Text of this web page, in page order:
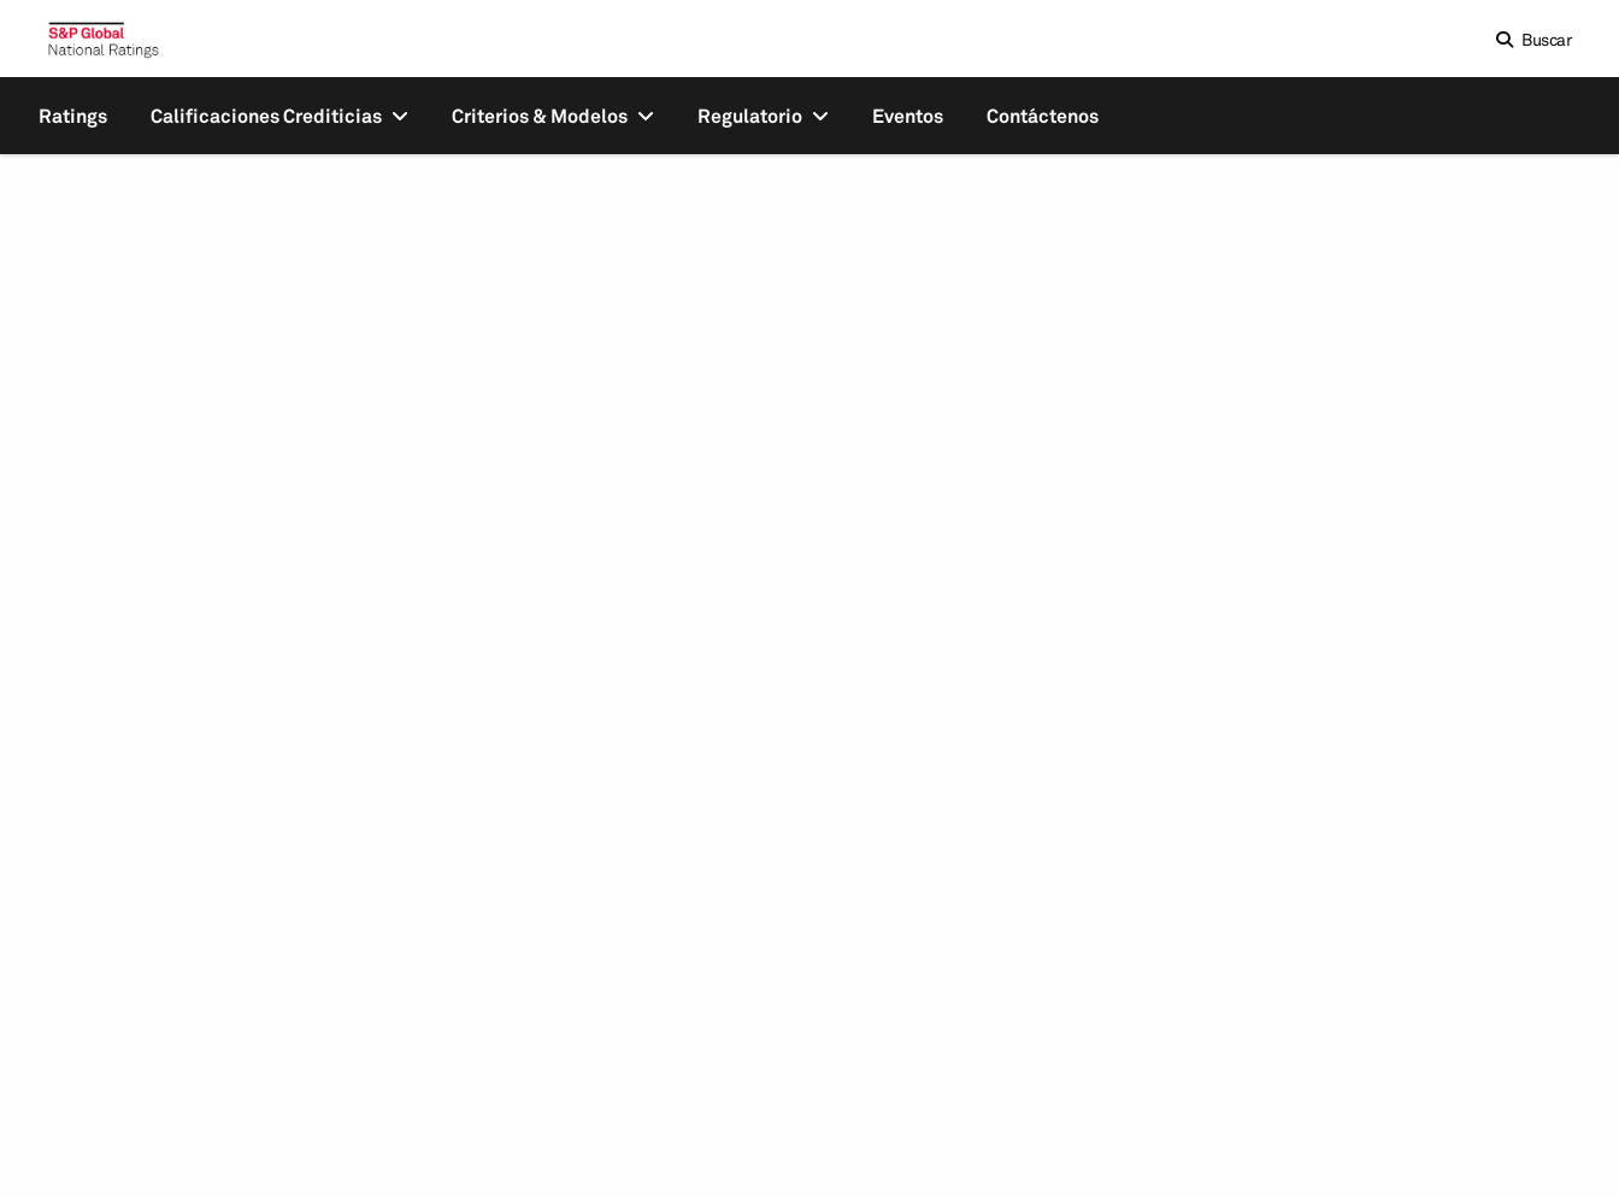
Buscar
Ratings Calificaciones Crediticias Criterios & Modelos Regulatorio Eventos Contáctenos